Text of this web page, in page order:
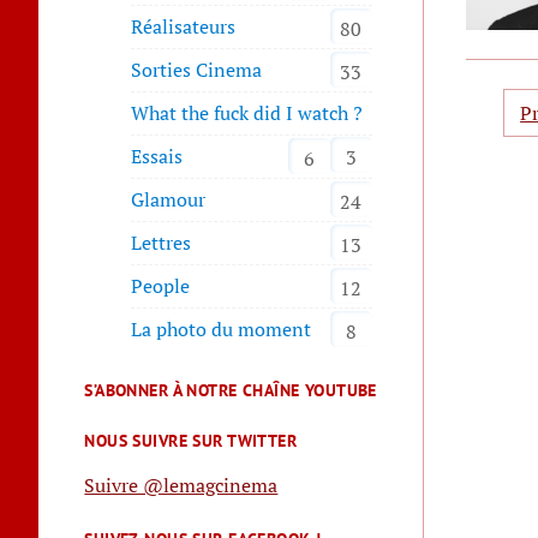
Réalisateurs
80
Sorties Cinema
33
What the fuck did I watch ?
3
Essais
6
Glamour
24
Lettres
13
People
12
La photo du moment
8
S’ABONNER À NOTRE CHAÎNE YOUTUBE
NOUS SUIVRE SUR TWITTER
Suivre @lemagcinema